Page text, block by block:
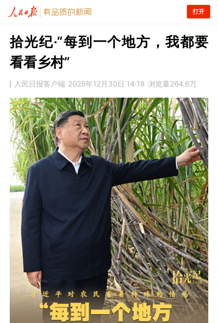
打开
拾光纪·“每到一个地方，我都要
看看乡村”
人民日报客户端 2025年12月30日 14:18 浏览量264.6万